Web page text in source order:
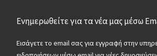
Ενημερωθείτε για τα νέα μας μέσω
Εισάγετε το email σας για εγγραφή στην